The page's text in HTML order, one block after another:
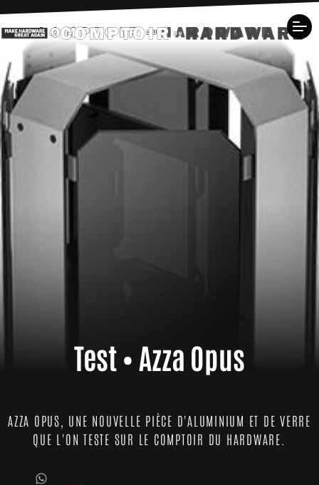
Test • Azza Opus
AZZA OPUS, UNE NOUVELLE PIÈCE D'ALUMINIUM ET DE VERRE
QUE L'ON TESTE SUR LE COMPTOIR DU HARDWARE.